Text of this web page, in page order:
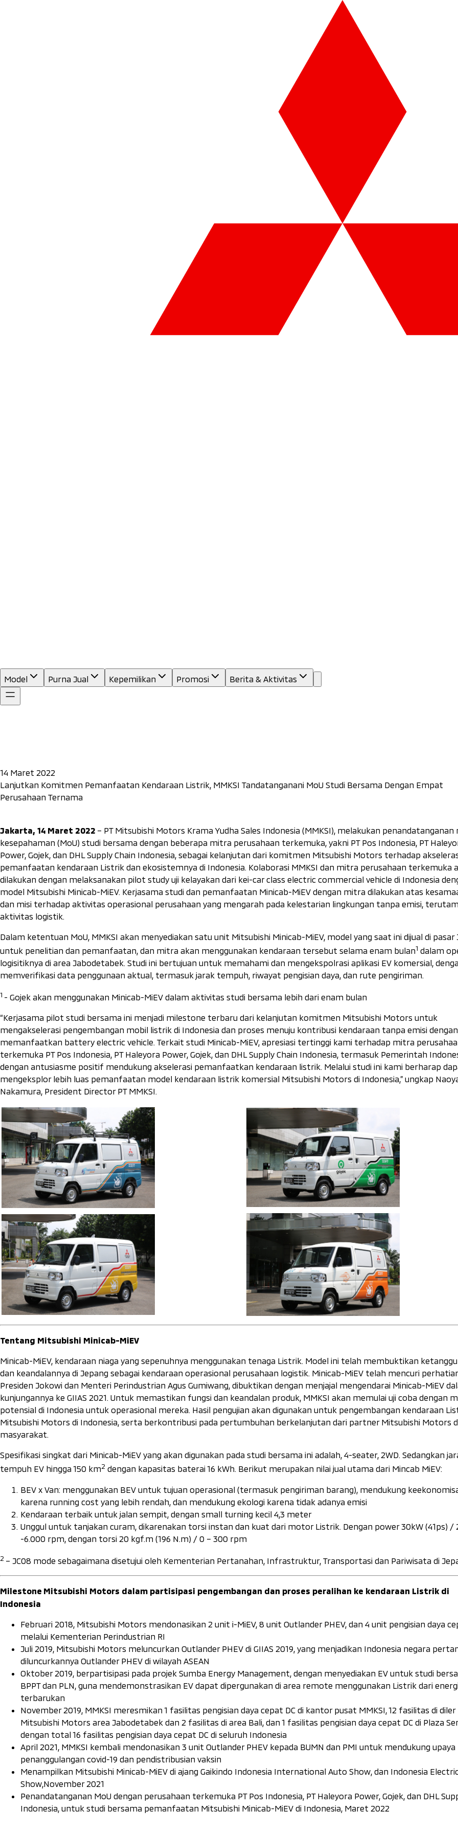
Model Purna Jual Kepemilikan Promosi Berita & Aktivitas
14 Maret 2022
Lanjutkan Komitmen Pemanfaatan Kendaraan Listrik, MMKSI Tandatanganani MoU Studi Bersama Dengan Empat
Perusahaan Ternama
Jakarta, 14 Maret 2022 – PT Mitsubishi Motors Krama Yudha Sales Indonesia (MMKSI), melakukan penandatanganan
kesepahaman (MoU) studi bersama dengan beberapa mitra perusahaan terkemuka, yakni PT Pos Indonesia, PT
Power, Gojek, dan DHL Supply Chain Indonesia, sebagai kelanjutan dari komitmen Mitsubishi Motors terhadap
pemanfaatan kendaraan Listrik dan ekosistemnya di Indonesia. Kolaborasi MMKSI dan mitra perusahaan terkemuka
dilakukan dengan melaksanakan pilot study uji kelayakan dari kei-car class electric commercial vehicle di Indonesia
model Mitsubishi Minicab-MiEV. Kerjasama studi dan pemanfaatan Minicab-MiEV dengan mitra dilakukan atas
dan misi terhadap aktivitas operasional perusahaan yang mengarah pada kelestarian lingkungan tanpa emisi,
aktivitas logistik.
Dalam ketentuan MoU, MMKSI akan menyediakan satu unit Mitsubishi Minicab-MiEV, model yang saat ini dijual di pasar
untuk penelitian dan pemanfaatan, dan mitra akan menggunakan kendaraan tersebut selama enam bulan1 dalam
logisitiknya di area Jabodetabek. Studi ini bertujuan untuk memahami dan mengekspolrasi aplikasi EV komersial,
memverifikasi data penggunaan aktual, termasuk jarak tempuh, riwayat pengisian daya, dan rute pengiriman.
1 - Gojek akan menggunakan Minicab-MiEV dalam aktivitas studi bersama lebih dari enam bulan
“Kerjasama pilot studi bersama ini menjadi milestone terbaru dari kelanjutan komitmen Mitsubishi Motors untuk
mengakselerasi pengembangan mobil listrik di Indonesia dan proses menuju kontribusi kendaraan tanpa emisi dengan
memanfaatkan battery electric vehicle. Terkait studi Minicab-MiEV, apresiasi tertinggi kami terhadap mitra
terkemuka PT Pos Indonesia, PT Haleyora Power, Gojek, dan DHL Supply Chain Indonesia, termasuk Pemerintah
dengan antusiasme positif mendukung akselerasi pemanfaatkan kendaraan listrik. Melalui studi ini kami berharap
mengeksplor lebih luas pemanfaatan model kendaraan listrik komersial Mitsubishi Motors di Indonesia,” ungkap
Nakamura, President Director PT MMKSI.
Tentang Mitsubishi Minicab-MiEV
Minicab-MiEV, kendaraan niaga yang sepenuhnya menggunakan tenaga Listrik. Model ini telah membuktikan
dan keandalannya di Jepang sebagai kendaraan operasional perusahaan logistik. Minicab-MiEV telah mencuri
Presiden Jokowi dan Menteri Perindustrian Agus Gumiwang, dibuktikan dengan menjajal mengendarai Minicab-MiEV
kunjungannya ke GIIAS 2021. Untuk memastikan fungsi dan keandalan produk, MMKSI akan memulai uji coba dengan
potensial di Indonesia untuk operasional mereka. Hasil pengujian akan digunakan untuk pengembangan kendaraan
Mitsubishi Motors di Indonesia, serta berkontribusi pada pertumbuhan berkelanjutan dari partner Mitsubishi Motors
masyarakat.
Spesifikasi singkat dari Minicab-MiEV yang akan digunakan pada studi bersama ini adalah, 4-seater, 2WD. Sedangkan
tempuh EV hingga 150 km2 dengan kapasitas baterai 16 kWh. Berikut merupakan nilai jual utama dari Mincab MiEV:
BEV x Van: menggunakan BEV untuk tujuan operasional (termasuk pengiriman barang), mendukung
karena running cost yang lebih rendah, dan mendukung ekologi karena tidak adanya emisi
Kendaraan terbaik untuk jalan sempit, dengan small turning kecil 4,3 meter
Unggul untuk tanjakan curam, dikarenakan torsi instan dan kuat dari motor Listrik. Dengan power 30kW (41ps) /
-6.000 rpm, dengan torsi 20 kgf.m (196 N.m) / 0 – 300 rpm
2 – JC08 mode sebagaimana disetujui oleh Kementerian Pertanahan, Infrastruktur, Transportasi dan Pariwisata di
Milestone Mitsubishi Motors dalam partisipasi pengembangan dan proses peralihan ke kendaraan Listrik di
Indonesia
Februari 2018, Mitsubishi Motors mendonasikan 2 unit i-MiEV, 8 unit Outlander PHEV, dan 4 unit pengisian daya
melalui Kementerian Perindustrian RI
Juli 2019, Mitsubishi Motors meluncurkan Outlander PHEV di GIIAS 2019, yang menjadikan Indonesia negara
diluncurkannya Outlander PHEV di wilayah ASEAN
Oktober 2019, berpartisipasi pada projek Sumba Energy Management, dengan menyediakan EV untuk studi
BPPT dan PLN, guna mendemonstrasikan EV dapat dipergunakan di area remote menggunakan Listrik dari energi
terbarukan
November 2019, MMKSI meresmikan 1 fasilitas pengisian daya cepat DC di kantor pusat MMKSI, 12 fasilitas di diler
Mitsubishi Motors area Jabodetabek dan 2 fasilitas di area Bali, dan 1 fasilitas pengisian daya cepat DC di Plaza
dengan total 16 fasilitas pengisian daya cepat DC di seluruh Indonesia
April 2021, MMKSI kembali mendonasikan 3 unit Outlander PHEV kepada BUMN dan PMI untuk mendukung upaya
penanggulangan covid-19 dan pendistribusian vaksin
Menampilkan Mitsubishi Minicab-MiEV di ajang Gaikindo Indonesia International Auto Show, dan Indonesia
Show,November 2021
Penandatanganan MoU dengan perusahaan terkemuka PT Pos Indonesia, PT Haleyora Power, Gojek, dan DHL
Indonesia, untuk studi bersama pemanfaatan Mitsubishi Minicab-MiEV di Indonesia, Maret 2022